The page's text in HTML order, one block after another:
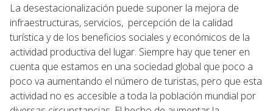
La desestacionalización puede suponer la mejora de
infraestructuras, servicios, percepción de la calidad
turística y de los beneficios sociales y económicos de la
actividad productiva del lugar. Siempre hay que tener en
cuenta que estamos en una sociedad global que poco a
poco va aumentando el número de turistas, pero que esta
actividad no es accesible a toda la población mundial por